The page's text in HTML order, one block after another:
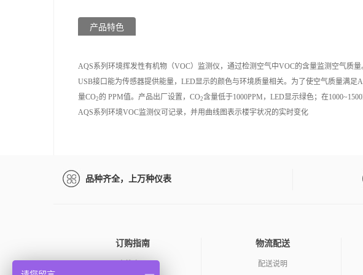
产品特色
AQS系列环境挥发性有机物（VOC）监测仪，通过检测空气中VOC的含量监测空气质量
USB接口能为传感器提供能量， LED显示的颜色与环境质量相关。为了使空气质量满足
量CO2 的 PPM值。产品出厂设置， CO2含量低于1000PPM ， LED显示绿色；在
AQS系列环境VOC监测仪可记录，并用曲线图表示楼宇状况的实时变化
品种齐全，上万种仪表
订购指南
查找产品
物流配送
配送说明